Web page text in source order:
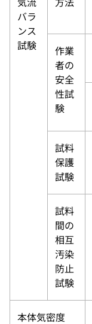
バラ
ンス
試験
作業
者の
安全
性試
験
試料
保護
試験
試料
間の
相互
汚染
防止
試験
本体気密度